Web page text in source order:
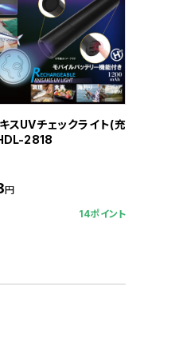
スUVチェックライト(充
2818
円
14ポイント